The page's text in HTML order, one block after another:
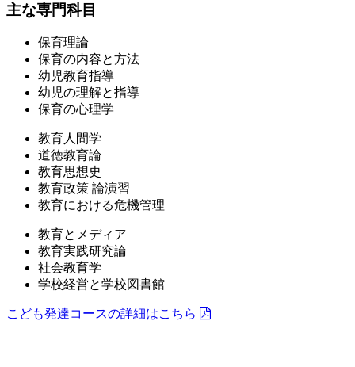
主な専門科目
保育理論
保育の内容と方法
幼児教育指導
幼児の理解と指導
保育の心理学
教育人間学
道徳教育論
教育思想史
教育政策 論演習
教育における危機管理
教育とメディア
教育実践研究論
社会教育学
学校経営と学校図書館
こども発達コースの詳細はこちら